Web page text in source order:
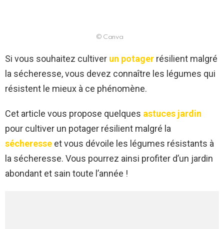
© Canva
Si vous souhaitez cultiver un potager résilient malgré
la sécheresse, vous devez connaître les légumes qui
résistent le mieux à ce phénomène.
Cet article vous propose quelques astuces jardin
pour cultiver un potager résilient malgré la
sécheresse et vous dévoile les légumes résistants à
la sécheresse. Vous pourrez ainsi profiter d’un jardin
abondant et sain toute l’année !